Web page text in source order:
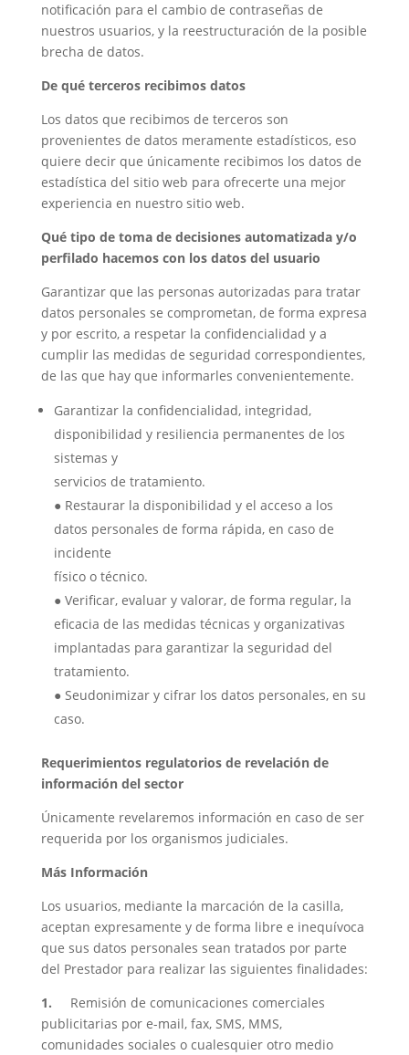
notificación para el cambio de contraseñas de
nuestros usuarios, y la reestructuración de la posible
brecha de datos.
De qué terceros recibimos datos
Los datos que recibimos de terceros son
provenientes de datos meramente estadísticos, eso
quiere decir que únicamente recibimos los datos de
estadística del sitio web para ofrecerte una mejor
experiencia en nuestro sitio web.
Qué tipo de toma de decisiones automatizada y/o
perfilado hacemos con los datos del usuario
Garantizar que las personas autorizadas para tratar
datos personales se comprometan, de forma expresa
y por escrito, a respetar la confidencialidad y a
cumplir las medidas de seguridad correspondientes,
de las que hay que informarles convenientemente.
Garantizar la confidencialidad, integridad,
disponibilidad y resiliencia permanentes de los
sistemas y
servicios de tratamiento.
● Restaurar la disponibilidad y el acceso a los
datos personales de forma rápida, en caso de
incidente
físico o técnico.
● Verificar, evaluar y valorar, de forma regular, la
eficacia de las medidas técnicas y organizativas
implantadas para garantizar la seguridad del
tratamiento.
● Seudonimizar y cifrar los datos personales, en su
caso.
Requerimientos regulatorios de revelación de
información del sector
Únicamente revelaremos información en caso de ser
requerida por los organismos judiciales.
Más Información
Los usuarios, mediante la marcación de la casilla,
aceptan expresamente y de forma libre e inequívoca
que sus datos personales sean tratados por parte
del Prestador para realizar las siguientes finalidades:
1. Remisión de comunicaciones comerciales
publicitarias por e-mail, fax, SMS, MMS,
comunidades sociales o cualesquier otro medio